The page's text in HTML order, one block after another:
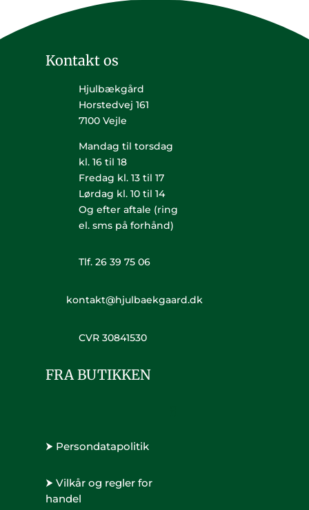
Kontakt os
Hjulbækgård
Horstedvej 161
7100 Vejle
Mandag til torsdag
kl. 16 til 18
Fredag kl. 13 til 17
Lørdag kl. 10 til 14
Og efter aftale (ring
el. sms på forhånd)
Tlf. 26 39 75 06
kontakt@hjulbaekgaard.dk
CVR 30841530
FRA BUTIKKEN
⮞ Persondatapolitik
⮞ Vilkår og regler for
handel